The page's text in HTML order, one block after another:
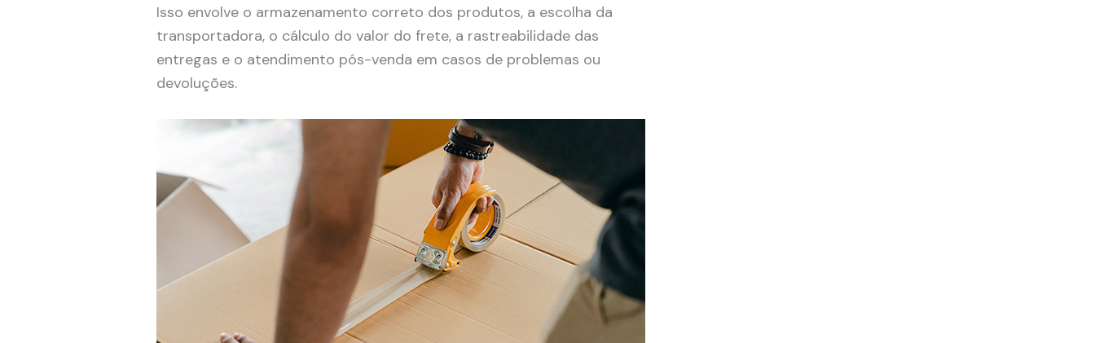
Isso envolve o armazenamento correto dos produtos, a escolha da
transportadora, o cálculo do valor do frete, a rastreabilidade das
entregas e o atendimento pós-venda em casos de problemas ou
devoluções.